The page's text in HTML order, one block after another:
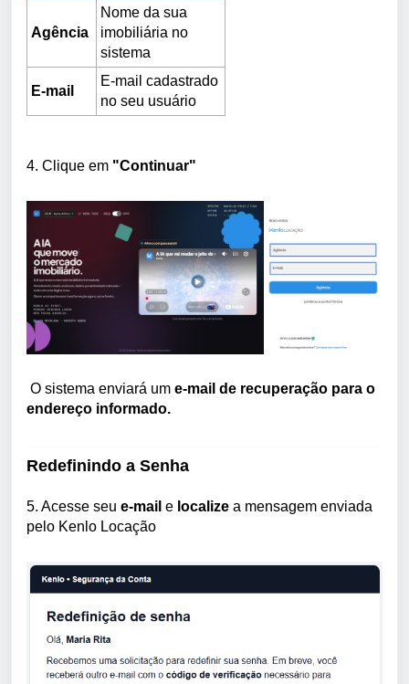
Agência
Nome da sua
imobiliária no
sistema
E-mail
E-mail cadastrado
no seu usuário
4. Clique em "Continuar"
O sistema enviará um e-mail de recuperação para o
endereço informado.
Redefinindo a Senha
5. Acesse seu e-mail e localize a mensagem enviada
pelo Kenlo Locação